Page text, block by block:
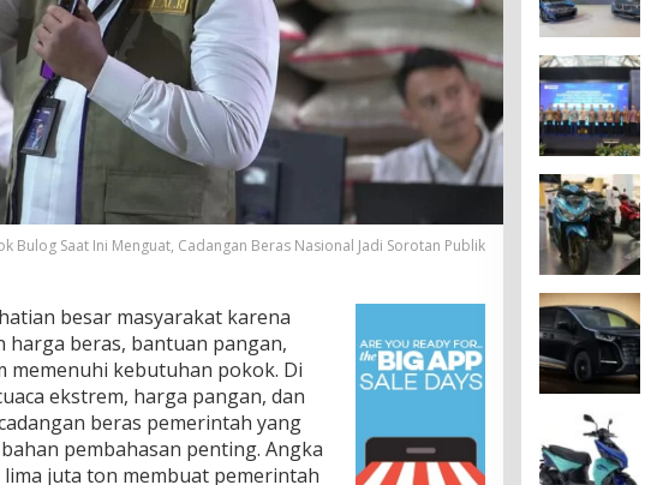
Bulog Saat Ini Menguat, Cadangan Beras Nasional Jadi Sorotan Publik
besar masyarakat karena
beras, bantuan pangan,
memenuhi kebutuhan pokok. Di
ekstrem, harga pangan, dan
beras pemerintah yang
pembahasan penting. Angka
juta ton membuat pemerintah